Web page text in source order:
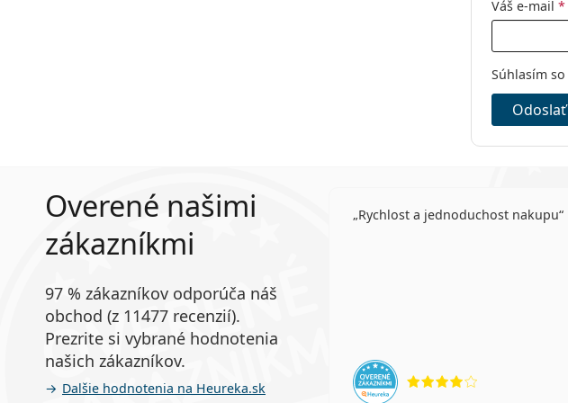
Váš e-mail *
Súhlasím so
Odoslať
Overené našimi
zákazníkmi
97 % zákazníkov odporúča náš
obchod (z 11477 recenzií).
Prezrite si vybrané hodnotenia
našich zákazníkov.
Ďalšie hodnotenia na Heureka.sk
Rychlost a jednoduchost nakupu